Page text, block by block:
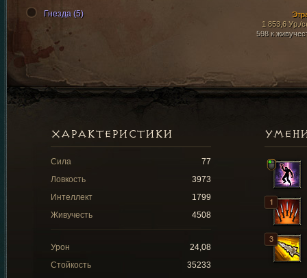
1 853,6 Ур./
598 к
Гнезда (5)
ХАРАКТЕРИСТИКИ
Сила
77
Ловкость
3973
Интеллект
1799
Живучесть
4508
Урон
24,08
Стойкость
35233